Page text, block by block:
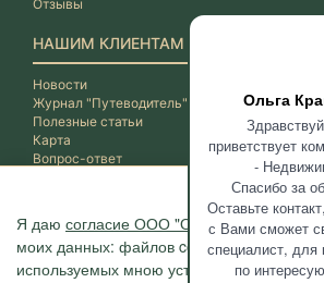
Ольга
приветствует
-
Спасибо за
Оставьте
с Вами сможет
специалист, для
по
Я даю согласие ООО "ОНИКС-
моих данных: файлов cookie, сведений о
используемых мною устройствах, даты и
Отзывы
НАШИМ КЛИЕНТАМ
Новости
Журнал "Путеводитель"
Полезные статьи
Карта
Вопрос-ответ